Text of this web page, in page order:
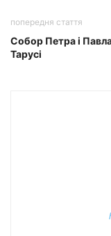
попередня стаття
Собор Петра і
Тарусі